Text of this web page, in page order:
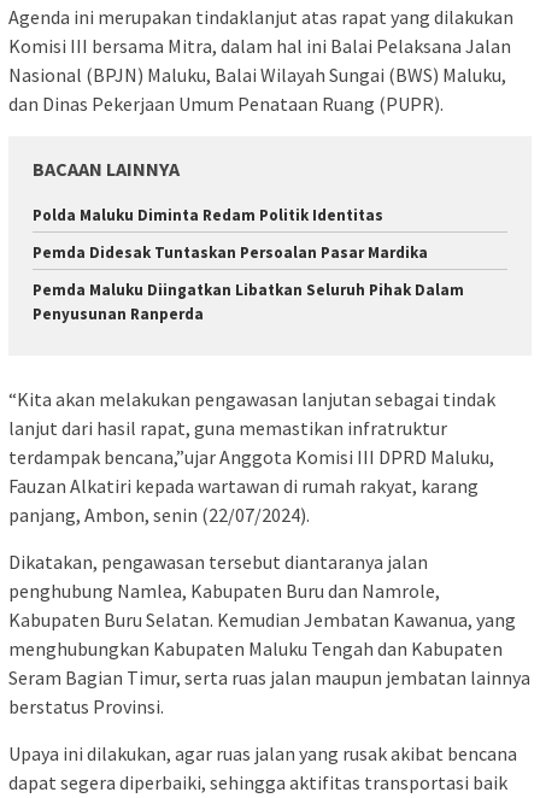
Agenda ini merupakan tindaklanjut atas rapat yang dilakukan
Komisi III bersama Mitra, dalam hal ini Balai Pelaksana Jalan
Nasional (BPJN) Maluku, Balai Wilayah Sungai (BWS) Maluku,
dan Dinas Pekerjaan Umum Penataan Ruang (PUPR).
BACAAN LAINNYA
Polda Maluku Diminta Redam Politik Identitas
Pemda Didesak Tuntaskan Persoalan Pasar Mardika
Pemda Maluku Diingatkan Libatkan Seluruh Pihak Dalam
Penyusunan Ranperda
“Kita akan melakukan pengawasan lanjutan sebagai tindak
lanjut dari hasil rapat, guna memastikan infratruktur
terdampak bencana,”ujar Anggota Komisi III DPRD Maluku,
Fauzan Alkatiri kepada wartawan di rumah rakyat, karang
panjang, Ambon, senin (22/07/2024).
Dikatakan, pengawasan tersebut diantaranya jalan
penghubung Namlea, Kabupaten Buru dan Namrole,
Kabupaten Buru Selatan. Kemudian Jembatan Kawanua, yang
menghubungkan Kabupaten Maluku Tengah dan Kabupaten
Seram Bagian Timur, serta ruas jalan maupun jembatan lainnya
berstatus Provinsi.
Upaya ini dilakukan, agar ruas jalan yang rusak akibat bencana
dapat segera diperbaiki, sehingga aktifitas transportasi baik